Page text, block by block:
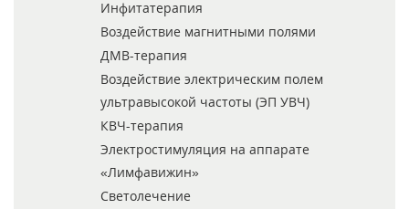
Инфитатерапия
Воздействие магнитными полями
ДМВ-терапия
Воздействие электрическим полем
ультравысокой частоты (ЭП УВЧ)
КВЧ-терапия
Электростимуляция на аппарате
«Лимфавижин»
Светолечение